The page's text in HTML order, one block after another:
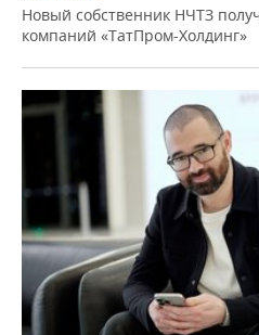
Новый собственник НЧТЗ
компаний «ТатПром-Холдинг»